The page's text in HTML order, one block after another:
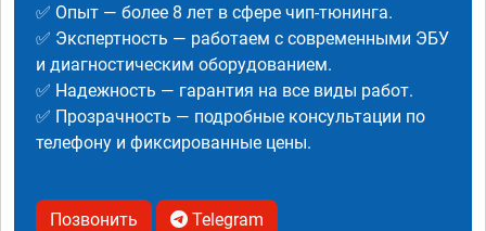
✅ Опыт — более 8 лет в сфере чип-тюнинга.
✅ Экспертность — работаем с современными ЭБУ
и диагностическим оборудованием.
✅ Надежность — гарантия на все виды работ.
✅ Прозрачность — подробные консультации по
телефону и фиксированные цены.
Позвонить Telegram